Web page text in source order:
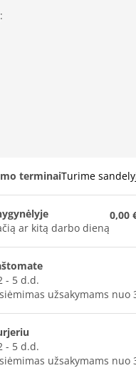
terminaiTurime
ar kitą darbo dieną
0,00
- 5 d.d.
užsakymams nuo
- 5 d.d.
užsakymams nuo